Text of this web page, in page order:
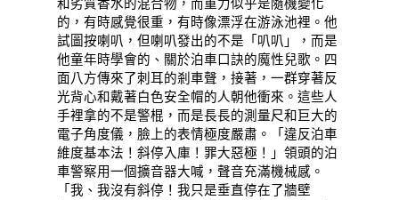
和劣質香水的混合物，而重力似乎是隨機變化
的，有時感覺很重，有時像漂浮在游泳池裡。他
試圖按喇叭，但喇叭發出的不是「叭叭」，而是
他童年時學會的、關於泊車口訣的魔性兒歌。四
面八方傳來了刺耳的剎車聲，接著，一群穿著反
光背心和戴著白色安全帽的人朝他衝來。這些人
手裡拿的不是警棍，而是長長的測量尺和巨大的
電子角度儀，臉上的表情極度嚴肅。「違反泊車
維度基本法！斜停入庫！罪大惡極！」領頭的泊
車警察用一個擴音器大喊，聲音充滿機械感。
「我、我沒有斜停！我只是垂直停在了牆壁